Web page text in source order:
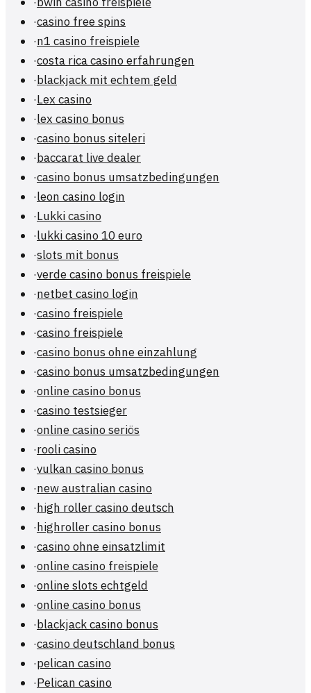
·casino free spins
·n1 casino freispiele
·costa rica casino erfahrungen
·blackjack mit echtem geld
·Lex casino
·lex casino bonus
·casino bonus siteleri
·baccarat live dealer
·casino bonus umsatzbedingungen
·leon casino login
·Lukki casino
·lukki casino 10 euro
·slots mit bonus
·verde casino bonus freispiele
·netbet casino login
·casino freispiele
·casino freispiele
·casino bonus ohne einzahlung
·casino bonus umsatzbedingungen
·online casino bonus
·casino testsieger
·online casino seriös
·rooli casino
·vulkan casino bonus
·new australian casino
·high roller casino deutsch
·highroller casino bonus
·casino ohne einsatzlimit
·online casino freispiele
·online slots echtgeld
·online casino bonus
·blackjack casino bonus
·casino deutschland bonus
·pelican casino
·Pelican casino